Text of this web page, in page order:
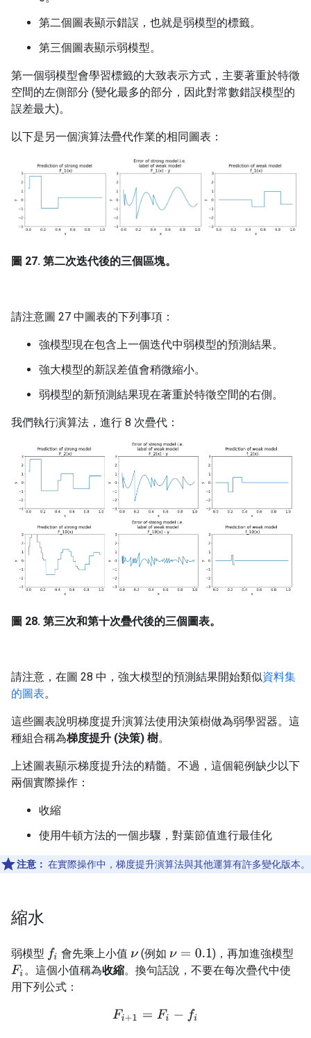
第二個圖表顯示錯誤，也就是弱模型的標籤。
第三個圖表顯示弱模型。
第一個弱模型會學習標籤的大致表示方式，主要著重於特徵
空間的左側部分 (變化最多的部分，因此對常數錯誤模型的
誤差最大)。
以下是另一個演算法疊代作業的相同圖表：
圖 27. 第二次迭代後的三個區塊。
請注意圖 27 中圖表的下列事項：
強模型現在包含上一個迭代中弱模型的預測結果。
強大模型的新誤差值會稍微縮小。
弱模型的新預測結果現在著重於特徵空間的右側。
我們執行演算法，進行 8 次疊代：
圖 28. 第三次和第十次疊代後的三個圖表。
請注意，在圖 28 中，強大模型的預測結果開始類似資料集
的圖表。
這些圖表說明梯度提升演算法使用決策樹做為弱學習器。這
種組合稱為梯度提升 (決策) 樹。
上述圖表顯示梯度提升法的精髓。不過，這個範例缺少以下
兩個實際操作：
收縮
使用牛頓方法的一個步驟，對葉節值進行最佳化
注意： 在實際操作中，梯度提升演算法與其他運算有許多變化版本。
縮水
弱模型 f 會先乘上小值 ν(例如 ν= 0.1
)，再加進強模型
Fi 。這個小值稱為收縮。換句話說，不要在每次疊代中使
用下列公式：
F +1 =Fi− f